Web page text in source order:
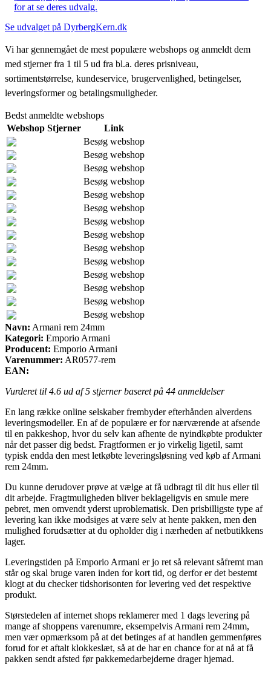
for at se deres udvalg.
Se udvalget på DyrbergKern.dk
Vi har gennemgået de mest populære webshops og anmeldt dem
med stjerner fra 1 til 5 ud fra bl.a. deres prisniveau,
sortimentstørrelse, kundeservice, brugervenlighed, betingelser,
leveringsformer og betalingsmuligheder.
Bedst anmeldte webshops
Webshop Stjerner
Link
Besøg webshop
Besøg webshop
Besøg webshop
Besøg webshop
Besøg webshop
Besøg webshop
Besøg webshop
Besøg webshop
Besøg webshop
Besøg webshop
Besøg webshop
Besøg webshop
Besøg webshop
Besøg webshop
Navn: Armani rem 24mm
Kategori: Emporio Armani
Producent: Emporio Armani
Varenummer: AR0577-rem
EAN:
Vurderet til 4.6 ud af 5 stjerner baseret på 44 anmeldelser
En lang række online selskaber frembyder efterhånden alverdens
leveringsmodeller. En af de populære er for nærværende at afsende
til en pakkeshop, hvor du selv kan afhente de nyindkøbte produkter
når det passer dig bedst. Fragtformen er jo virkelig ligetil, samt
typisk endda den mest letkøbte leveringsløsning ved køb af Armani
rem 24mm.
Du kunne derudover prøve at vælge at få udbragt til dit hus eller til
dit arbejde. Fragtmuligheden bliver beklageligvis en smule mere
pebret, men omvendt yderst uproblematisk. Den prisbilligste type af
levering kan ikke modsiges at være selv at hente pakken, men den
mulighed forudsætter at du opholder dig i nærheden af netbutikkens
lager.
Leveringstiden på Emporio Armani er jo ret så relevant såfremt man
står og skal bruge varen inden for kort tid, og derfor er det bestemt
klogt at du checker tidshorisonten for levering ved det respektive
produkt.
Størstedelen af internet shops reklamerer med 1 dags levering på
mange af shoppens varenumre, eksempelvis Armani rem 24mm,
men vær opmærksom på at det betinges af at handlen gemmenføres
forud for et aftalt klokkeslæt, så at de har en chance for at nå at få
pakken sendt afsted før pakkemedarbejderne drager hjemad.